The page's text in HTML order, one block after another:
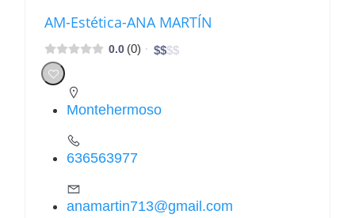
AM-Estética-ANA MARTÍN
0.0 (0) $$$$
Montehermoso
636563977
anamartin713@gmail.com